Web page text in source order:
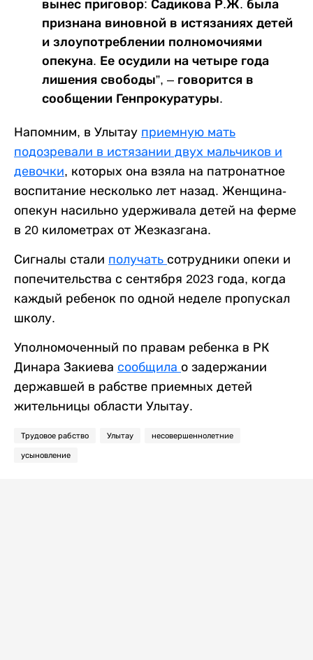
вынес приговор: Садикова Р.Ж. была
признана виновной в истязаниях детей
и злоупотреблении полномочиями
опекуна. Ее осудили на четыре года
лишения свободы”, – говорится в
сообщении Генпрокуратуры.
Напомним, в Улытау приемную мать
подозревали в истязании двух мальчиков и
девочки, которых она взяла на патронатное
воспитание несколько лет назад. Женщина-
опекун насильно удерживала детей на ферме
в 20 километрах от Жезказгана.
Сигналы стали получать сотрудники опеки и
попечительства с сентября 2023 года, когда
каждый ребенок по одной неделе пропускал
школу.
Уполномоченный по правам ребенка в РК
Динара Закиева сообщила о задержании
державшей в рабстве приемных детей
жительницы области Улытау.
Трудовое рабство Улытау несовершеннолетние
усыновление